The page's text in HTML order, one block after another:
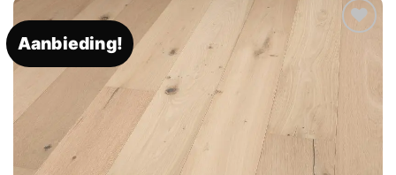
Aanbieding!
Toevoegen
aan